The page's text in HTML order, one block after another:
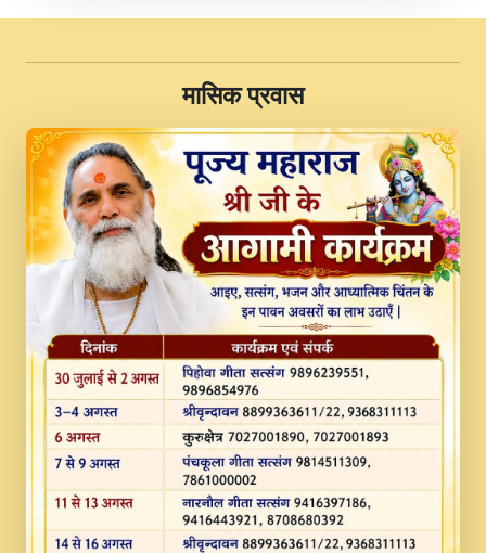
II Swami Gyananand Ji Maharaj.mp3
JINU SATGURU AAP BULAVE by Rasik
Pawan ji 20-11-19 Sankirtan At VEER JI
PRABHU KUTEER CHANNEL.mp3
Kina Sohna Tera Bhawan Sajaya Mata
Vaishno Devi Aarti Mata Rani Bhajan By
Lakhwinder Wadali Ji.mp3
MERE MANN VICH KANTH KALER
NEW PUNAJBI DEVOTIONAL SONG 2017
FULL VIDEO HD.mp3
Na To Roop Hai Bindu Ji Maharaj Pad - A
Divine Bhajan by Shri Indresh Ji
#BhaktiPath.mp3
Radha Rani Ki Kirpa Best Devotional
Song By Chitra Vichitra.mp3
​मासिक प्रवास